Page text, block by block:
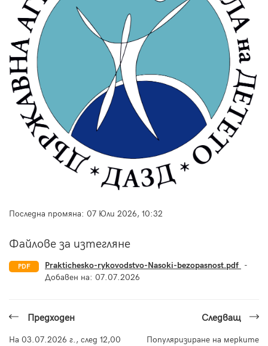
Последна промяна: 07 Юли 2026, 10:32
Файлове за изтегляне
PDF Praktichesko-rykovodstvo-Nasoki-bezopasnost.pdf -
Добавен на: 07.07.2026
Предходен
На 03.07.2026 г., след 12,00
Следващ
Популяризиране на мерките